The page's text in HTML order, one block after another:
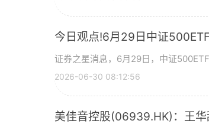
今日观点!6月29日中证
证券之星消息，6月29日，中证
2026-06-30 08:12:56
美佳音控股(06939.HK)：王